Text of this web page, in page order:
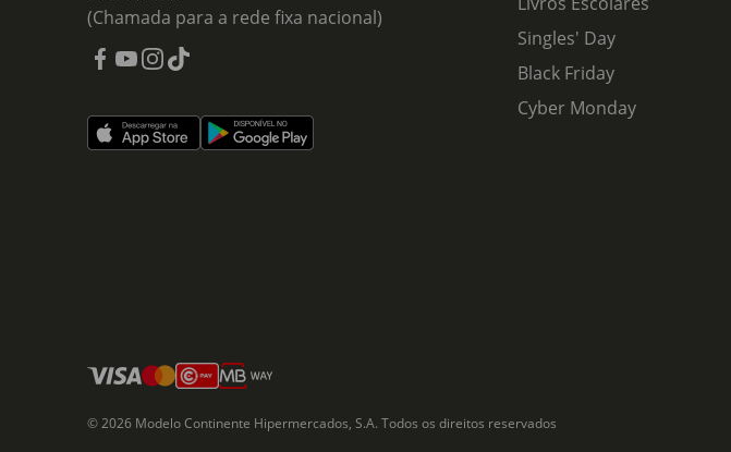
(Chamada para a rede fixa nacional)
Singles' Day
Black Friday
Cyber Monday
© 2026 Modelo Continente Hipermercados, S.A. Todos os direitos reservados